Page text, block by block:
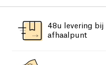
48u levering bij
afhaalpunt